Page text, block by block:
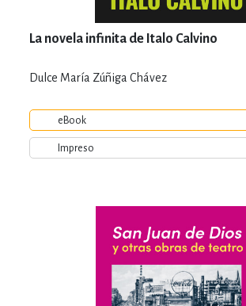
La novela infinita de Italo Calvino
Dulce María Zúñiga Chávez
eBook
Impreso